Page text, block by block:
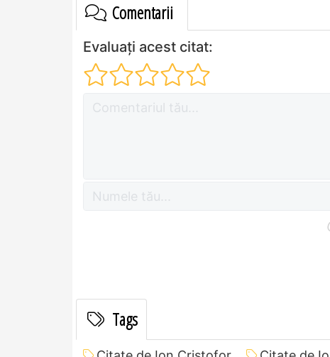
Comentarii
Evaluați acest citat:
Tags